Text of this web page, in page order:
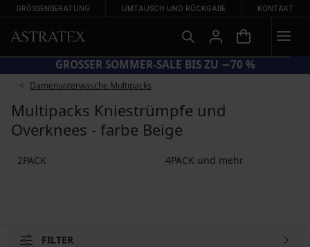
GRÖSSENBERATUNG UMTAUSCH UND RÜCKGABE KONTAKT
GROSSER SOMMER-SALE BIS ZU −70 %
Damenunterwäsche Multipacks
Multipacks Kniestrümpfe und
Overknees - farbe Beige
2PACK 4PACK und mehr
FILTER